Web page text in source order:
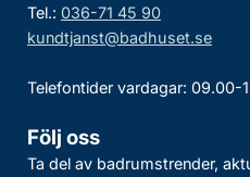
Tel.: 036-71 45 90
kundtjanst@badhuset.se
Telefontider vardagar: 09.00-
Följ oss
Ta del av badrumstrender,